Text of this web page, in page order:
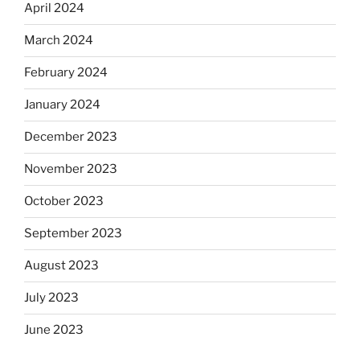
April 2024
March 2024
February 2024
January 2024
December 2023
November 2023
October 2023
September 2023
August 2023
July 2023
June 2023